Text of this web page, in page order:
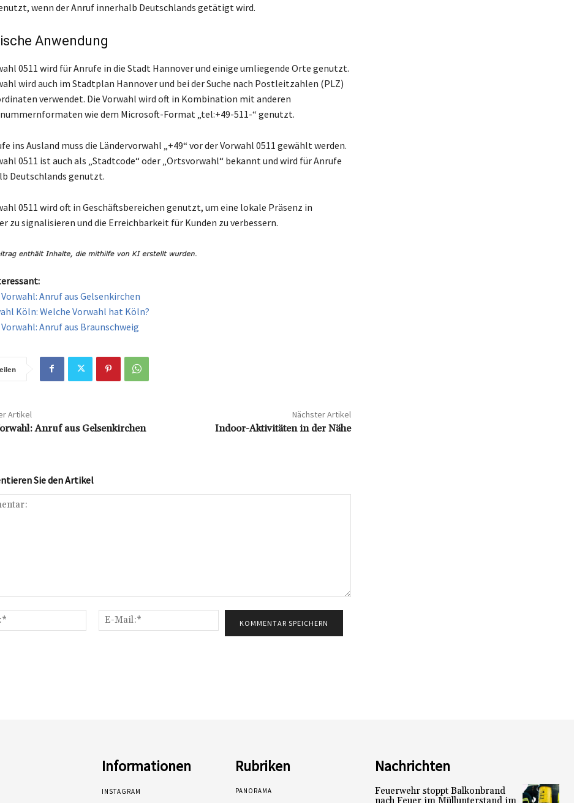
wenn der Anruf innerhalb Deutschlands getätigt wird.
Anwendung
0511 wird für Anrufe in die Stadt Hannover und einige umliegende Orte genutzt.
wird auch im Stadtplan Hannover und bei der Suche nach Postleitzahlen (PLZ)
verwendet. Die Vorwahl wird oft in Kombination mit anderen
wie dem Microsoft-Format „tel:+49-511-“ genutzt.
ins Ausland muss die Ländervorwahl „+49“ vor der Vorwahl 0511 gewählt werden.
0511 ist auch als „Stadtcode“ oder „Ortsvorwahl“ bekannt und wird für Anrufe
Deutschlands genutzt.
0511 wird oft in Geschäftsbereichen genutzt, um eine lokale Präsenz in
zu signalisieren und die Erreichbarkeit für Kunden zu verbessern.
Vorwahl: Anruf aus Gelsenkirchen
Köln: Welche Vorwahl hat Köln?
Vorwahl: Anruf aus Braunschweig
Artikel
Anruf aus Gelsenkirchen
Nächster Artikel
Indoor-Aktivitäten in der Nähe
Sie den Artikel
Name:*
Mail:*
Informationen
INSTAGRAM
Rubriken
PANORAMA
Nachrichten
Feuerwehr stoppt Balkonbrand
nach Feuer im Müllunterstand im